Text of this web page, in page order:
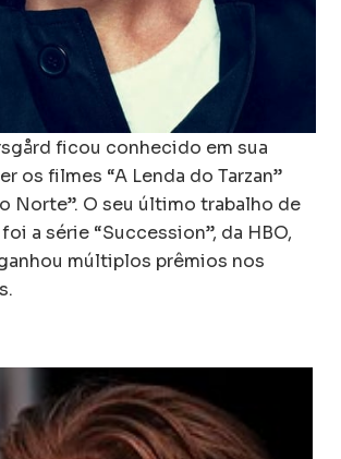
ficou conhecido em sua
os filmes “A Lenda do Tarzan”
Norte”. O seu último trabalho de
a série “Succession”, da HBO,
múltiplos prêmios nos